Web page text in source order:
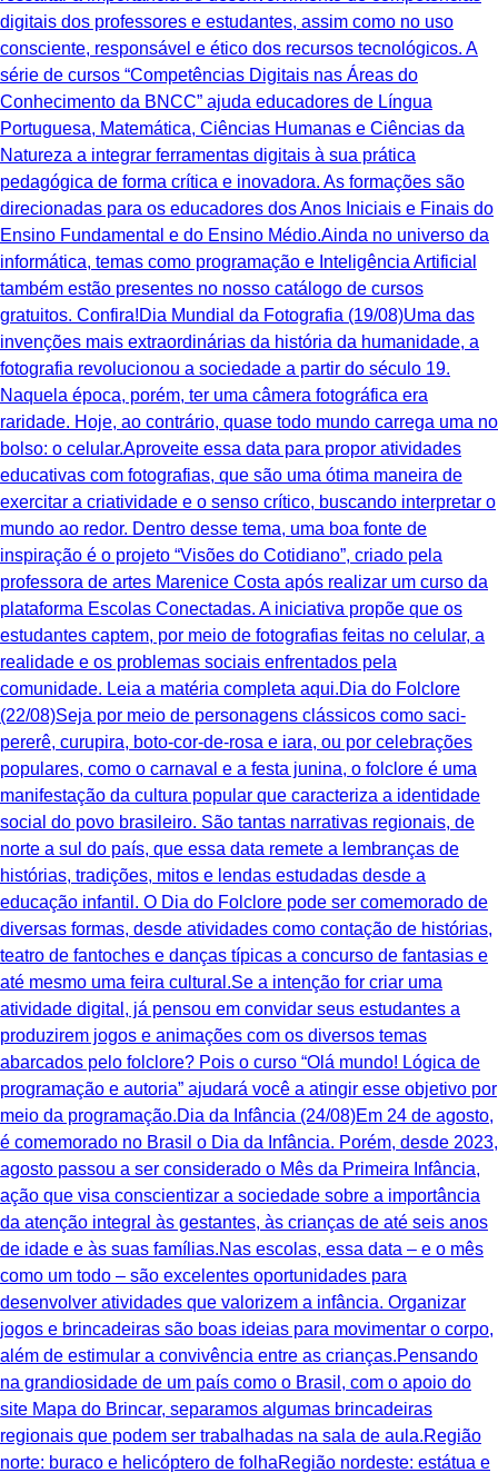
digitais dos professores e estudantes, assim como no uso
consciente, responsável e ético dos recursos tecnológicos. A
série de cursos “Competências Digitais nas Áreas do
Conhecimento da BNCC” ajuda educadores de Língua
Portuguesa, Matemática, Ciências Humanas e Ciências da
Natureza a integrar ferramentas digitais à sua prática
pedagógica de forma crítica e inovadora. As formações são
direcionadas para os educadores dos Anos Iniciais e Finais do
Ensino Fundamental e do Ensino Médio.Ainda no universo da
informática, temas como programação e Inteligência Artificial
também estão presentes no nosso catálogo de cursos
gratuitos. Confira!Dia Mundial da Fotografia (19/08)Uma das
invenções mais extraordinárias da história da humanidade, a
fotografia revolucionou a sociedade a partir do século 19.
Naquela época, porém, ter uma câmera fotográfica era
raridade. Hoje, ao contrário, quase todo mundo carrega uma no
bolso: o celular.Aproveite essa data para propor atividades
educativas com fotografias, que são uma ótima maneira de
exercitar a criatividade e o senso crítico, buscando interpretar o
mundo ao redor. Dentro desse tema, uma boa fonte de
inspiração é o projeto “Visões do Cotidiano”, criado pela
professora de artes Marenice Costa após realizar um curso da
plataforma Escolas Conectadas. A iniciativa propõe que os
estudantes captem, por meio de fotografias feitas no celular, a
realidade e os problemas sociais enfrentados pela
comunidade. Leia a matéria completa aqui.Dia do Folclore
(22/08)Seja por meio de personagens clássicos como saci-
pererê, curupira, boto-cor-de-rosa e iara, ou por celebrações
populares, como o carnaval e a festa junina, o folclore é uma
manifestação da cultura popular que caracteriza a identidade
social do povo brasileiro. São tantas narrativas regionais, de
norte a sul do país, que essa data remete a lembranças de
histórias, tradições, mitos e lendas estudadas desde a
educação infantil. O Dia do Folclore pode ser comemorado de
diversas formas, desde atividades como contação de histórias,
teatro de fantoches e danças típicas a concurso de fantasias e
até mesmo uma feira cultural.Se a intenção for criar uma
atividade digital, já pensou em convidar seus estudantes a
produzirem jogos e animações com os diversos temas
abarcados pelo folclore? Pois o curso “Olá mundo! Lógica de
programação e autoria” ajudará você a atingir esse objetivo por
meio da programação.Dia da Infância (24/08)Em 24 de agosto,
é comemorado no Brasil o Dia da Infância. Porém, desde 2023,
agosto passou a ser considerado o Mês da Primeira Infância,
ação que visa conscientizar a sociedade sobre a importância
da atenção integral às gestantes, às crianças de até seis anos
de idade e às suas famílias.Nas escolas, essa data – e o mês
como um todo – são excelentes oportunidades para
desenvolver atividades que valorizem a infância. Organizar
jogos e brincadeiras são boas ideias para movimentar o corpo,
além de estimular a convivência entre as crianças.Pensando
na grandiosidade de um país como o Brasil, com o apoio do
site Mapa do Brincar, separamos algumas brincadeiras
regionais que podem ser trabalhadas na sala de aula.Região
norte: buraco e helicóptero de folhaRegião nordeste: estátua e